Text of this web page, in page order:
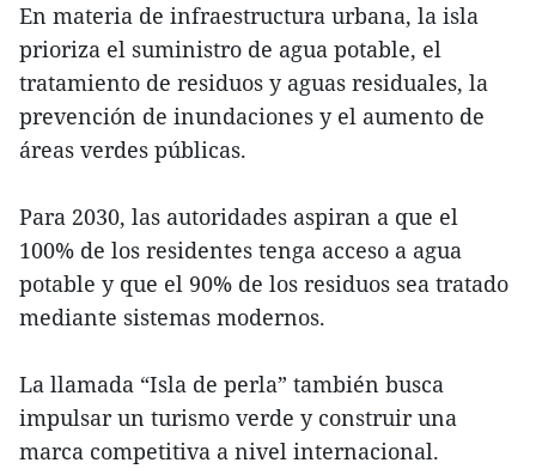
En materia de infraestructura urbana, la isla
prioriza el suministro de agua potable, el
tratamiento de residuos y aguas residuales, la
prevención de inundaciones y el aumento de
áreas verdes públicas.
Para 2030, las autoridades aspiran a que el
100% de los residentes tenga acceso a agua
potable y que el 90% de los residuos sea tratado
mediante sistemas modernos.
La llamada “Isla de perla” también busca
impulsar un turismo verde y construir una
marca competitiva a nivel internacional.